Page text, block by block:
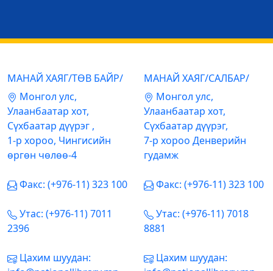
МАНАЙ ХАЯГ/ТӨВ БАЙР/
Mонгол улс,
Улаанбаатар хот,
Сүхбаатар дүүрэг ,
1-р хороо, Чингисийн
өргөн чөлөө-4
Факс: (+976-11) 323 100
Утас: (+976-11) 7011
2396
Цахим шуудан:
МАНАЙ ХАЯГ/САЛБАР/
Mонгол улс,
Улаанбаатар хот,
Сүхбаатар дүүрэг,
7-р хороо Денверийн
гудамж
Факс: (+976-11) 323 100
Утас: (+976-11) 7018
8881
Цахим шуудан: